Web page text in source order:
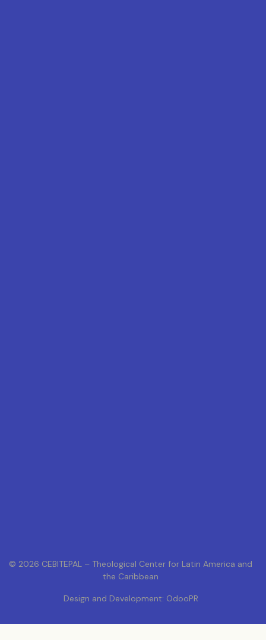
© 2026 CEBITEPAL – Theological Center for Latin America and
the Caribbean
Design and Development: OdooPR